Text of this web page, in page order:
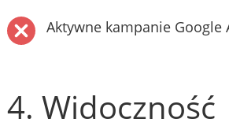
Aktywne kampanie Google
4. Widoczność